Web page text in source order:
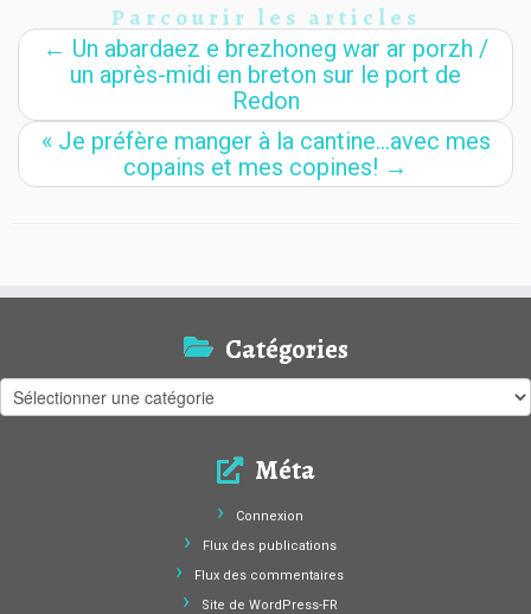
Parcourir les articles
← Un abardaez e brezhoneg war ar porzh /
un après-midi en breton sur le port de
Redon
« Je préfère manger à la cantine…avec mes
copains et mes copines! →
Catégories
Catégories
Méta
Connexion
Flux des publications
Flux des commentaires
Site de WordPress-FR